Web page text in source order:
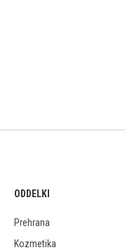
ODDELKI
Prehrana
Kozmetika